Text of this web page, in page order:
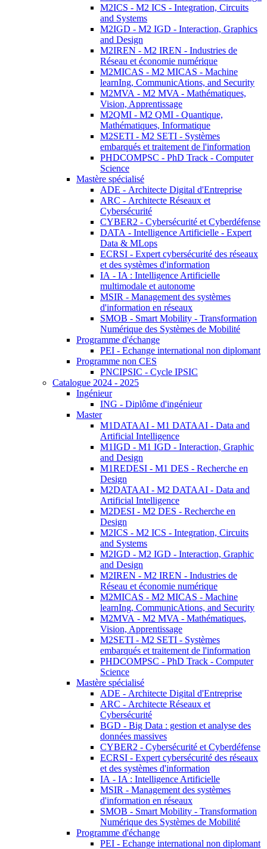
M2ICS - M2 ICS - Integration, Circuits
and Systems
M2IGD - M2 IGD - Interaction, Graphics
and Design
M2IREN - M2 IREN - Industries de
Réseau et économie numérique
M2MICAS - M2 MICAS - Machine
learnIng, CommunicAtions, and Security
M2MVA - M2 MVA - Mathématiques,
Vision, Apprentissage
M2QMI - M2 QMI - Quantique,
Mathématiques, Informatique
M2SETI - M2 SETI - Systèmes
embarqués et traitement de l'information
PHDCOMPSC - PhD Track - Computer
Science
Mastère spécialisé
ADE - Architecte Digital d'Entreprise
ARC - Architecte Réseaux et
Cybersécurité
CYBER2 - Cybersécurité et Cyberdéfense
DATA - Intelligence Artificielle - Expert
Data & MLops
ECRSI - Expert cybersécurité des réseaux
et des systèmes d'information
IA - IA : Intelligence Artificielle
multimodale et autonome
MSIR - Management des systèmes
d'information en réseaux
SMOB - Smart Mobility - Transformation
Numérique des Systèmes de Mobilité
Programme d'échange
PEI - Echange international non diplomant
Programme non CES
PNCIPSIC - Cycle IPSIC
Catalogue 2024 - 2025
Ingénieur
ING - Diplôme d'ingénieur
Master
M1DATAAI - M1 DATAAI - Data and
Artificial Intelligence
M1IGD - M1 IGD - Interaction, Graphic
and Design
M1REDESI - M1 DES - Recherche en
Design
M2DATAAI - M2 DATAAI - Data and
Artificial Intelligence
M2DESI - M2 DES - Recherche en
Design
M2ICS - M2 ICS - Integration, Circuits
and Systems
M2IGD - M2 IGD - Interaction, Graphic
and Design
M2IREN - M2 IREN - Industries de
Réseau et économie numérique
M2MICAS - M2 MICAS - Machine
learnIng, CommunicAtions, and Security
M2MVA - M2 MVA - Mathématiques,
Vision, Apprentissage
M2SETI - M2 SETI - Systèmes
embarqués et traitement de l'information
PHDCOMPSC - PhD Track - Computer
Science
Mastère spécialisé
ADE - Architecte Digital d'Entreprise
ARC - Architecte Réseaux et
Cybersécurité
BGD - Big Data : gestion et analyse des
données massives
CYBER2 - Cybersécurité et Cyberdéfense
ECRSI - Expert cybersécurité des réseaux
et des systèmes d'information
IA - IA : Intelligence Artificielle
MSIR - Management des systèmes
d'information en réseaux
SMOB - Smart Mobility - Transformation
Numérique des Systèmes de Mobilité
Programme d'échange
PEI - Echange international non diplomant